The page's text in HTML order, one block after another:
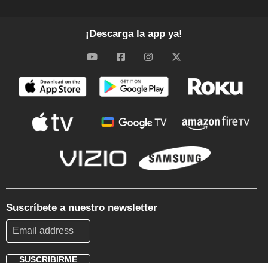
¡Descarga la app ya!
Suscríbete a nuestro newsletter
SUSCRIBIRME